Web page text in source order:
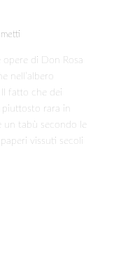
di Don Rosa
nell’albero
fatto che dei
piuttosto rara in
tabù secondo le
vissuti secoli